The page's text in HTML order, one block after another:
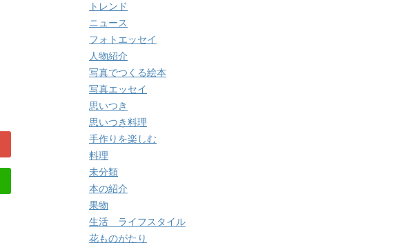
トレンド
ニュース
フォトエッセイ
人物紹介
写真でつくる絵本
写真エッセイ
思いつき
思いつき料理
手作りを楽しむ
料理
未分類
本の紹介
果物
生活 ライフスタイル
花ものがたり